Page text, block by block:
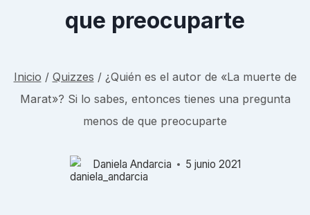
que preocuparte
Inicio / Quizzes / ¿Quién es el autor de «La muerte de
Marat»? Si lo sabes, entonces tienes una pregunta
menos de que preocuparte
Daniela Andarcia 5 junio 2021